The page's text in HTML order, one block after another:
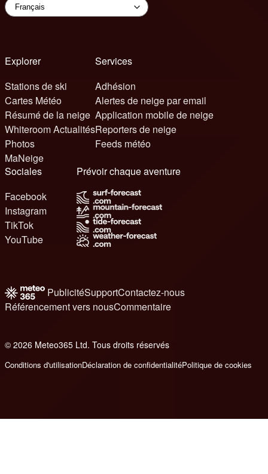
Explorer
Stations de ski
Cartes Météo
Résumé de la neige
Whiteroom Actualités
Photos
MaNeige
Services
Adhésion
Alertes de neige par email
Application mobile de neige
Reporters de neige
Feeds météo
Sociales
Facebook
Instagram
TikTok
YouTube
Prévoir chaque aventure
PublicitéSupportContactez-nous
Référencement vers nousCommentaire
© 2026 Meteo365 Ltd. Tous droits réservés
Conditions d'utilisationDéclaration de confidentialitéPolitique de cookies